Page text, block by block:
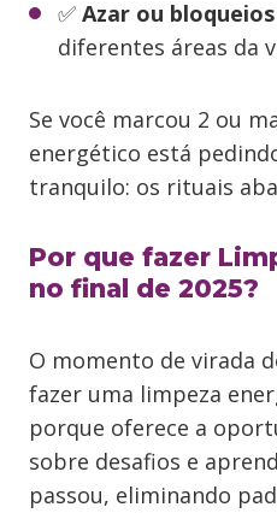
✅ Azar ou
diferentes áreas da
Se você marcou 2 ou
energético está
tranquilo: os rituais
Por que fazer
no final de 2025?
O momento de virada
fazer uma limpeza
porque oferece a
sobre desafios e
passou, eliminando